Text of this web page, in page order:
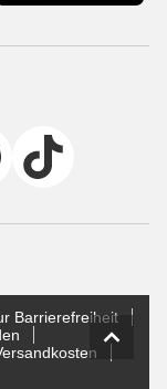
Barrierefreiheit